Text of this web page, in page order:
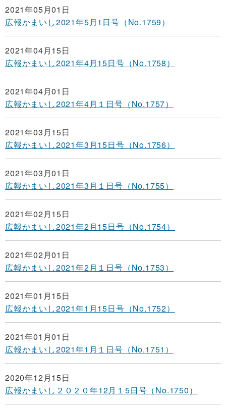
2021年05月01日
広報かまいし2021年5月1日号（No.1759）
2021年04月15日
広報かまいし2021年4月15日号（No.1758）
2021年04月01日
広報かまいし2021年4月１日号（No.1757）
2021年03月15日
広報かまいし2021年3月15日号（No.1756）
2021年03月01日
広報かまいし2021年3月１日号（No.1755）
2021年02月15日
広報かまいし2021年2月15日号（No.1754）
2021年02月01日
広報かまいし2021年2月１日号（No.1753）
2021年01月15日
広報かまいし2021年1月15日号（No.1752）
2021年01月01日
広報かまいし2021年1月１日号（No.1751）
2020年12月15日
広報かまいし２０２０年12月１5日号（No.1750）